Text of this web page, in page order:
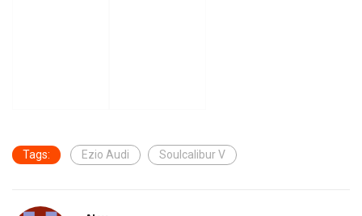
Tags: Ezio Audi Soulcalibur V